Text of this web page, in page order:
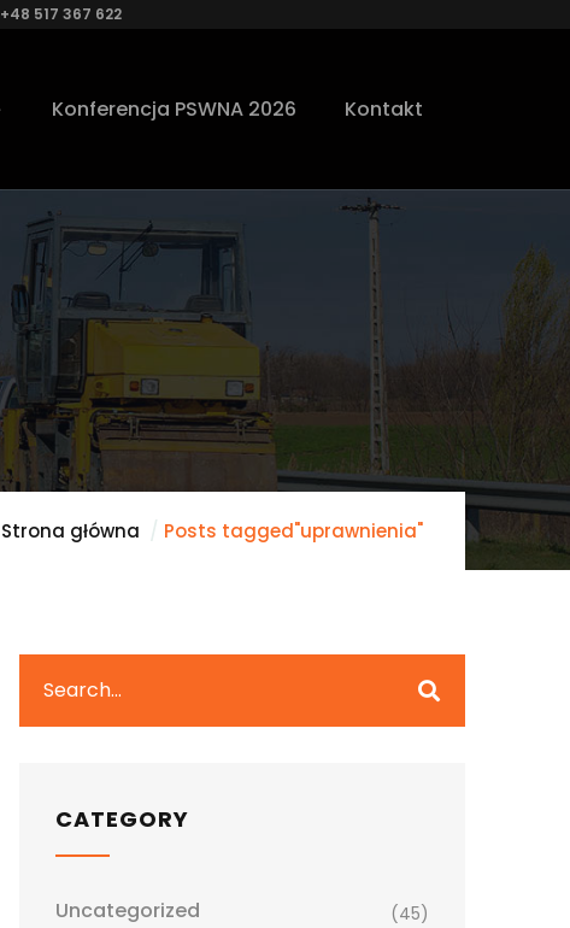
+48 517 367 622
Konferencja PSWNA 2026 Kontakt
Strona główna Posts tagged"uprawnienia"
CATEGORY
Uncategorized (45)